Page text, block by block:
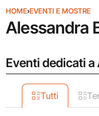
HOME›EVENTI E MOSTRE
Alessandra
Eventi dedicati a
Tutti